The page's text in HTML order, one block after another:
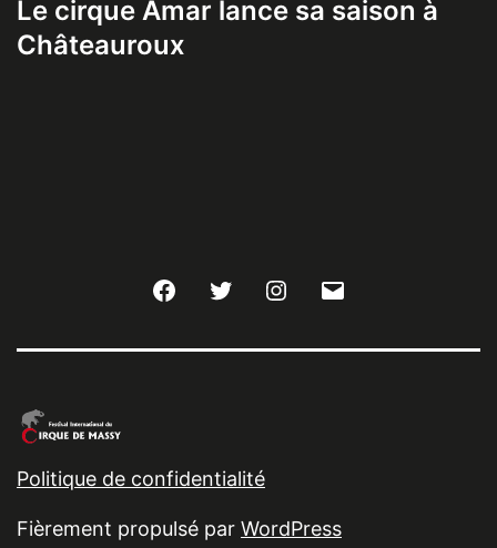
Le cirque Amar lance sa saison à
Châteauroux
FacebookTwitter Instagram
Politique de confidentialité
Fièrement propulsé par WordPress